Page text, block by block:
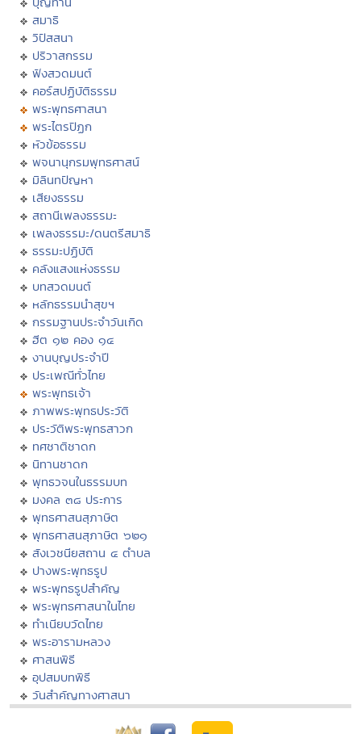
สมาธิ
วิปัสสนา
ปริวาสกรรม
ฟังสวดมนต์
คอร์สปฏิบัติธรรม
พระพุทธศาสนา
พระไตรปิฏก
หัวข้อธรรม
พจนานุกรมพุทธศาสน์
มิลินทปัญหา
เสียงธรรม
สถานีเพลงธรรมะ
เพลงธรรมะ/ดนตรีสมาธิ
ธรรมะปฏิบัติ
คลังแสงแห่งธรรม
บทสวดมนต์
หลักธรรมนำสุขฯ
กรรมฐานประจำวันเกิด
ฮีต ๑๒ คอง ๑๔
งานบุญประจำปี
ประเพณีทั่วไทย
พระพุทธเจ้า
ภาพพระพุทธประวัติ
ประวัติพระพุทธสาวก
ทศชาติชาดก
นิทานชาดก
พุทธวจนในธรรมบท
มงคล ๓๘ ประการ
พุทธศาสนสุภาษิต
พุทธศาสนสุภาษิต ๖๒๑
สังเวชนียสถาน ๔ ตำบล
ปางพระพุทธรูป
พระพุทธรูปสำคัญ
พระพุทธศาสนาในไทย
ทำเนียบวัดไทย
พระอารามหลวง
ศาสนพิธี
อุปสมบทพิธี
วันสำคัญทางศาสนา